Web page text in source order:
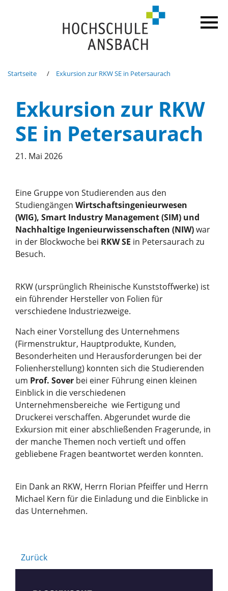
Startseite Exkursion zur RKW SE in Petersaurach
Exkursion zur RKW
SE in Petersaurach
21. Mai 2026
Eine Gruppe von Studierenden aus den
Studiengängen Wirtschaftsingenieurwesen
(WIG), Smart Industry Management (SIM) und
Nachhaltige Ingenieurwissenschaften (NIW)war
in der Blockwoche bei RKW SE in Petersaurach zu
Besuch.
RKW (ursprünglich Rheinische Kunststoffwerke) ist
ein führender Hersteller von Folien für
verschiedene Industriezweige.
Nach einer Vorstellung des Unternehmens
(Firmenstruktur, Hauptprodukte, Kunden,
Besonderheiten und Herausforderungen bei der
Folienherstellung) konnten sich die Studierenden
um Prof. Sover bei einer Führung einen kleinen
Einblick in die verschiedenen
Unternehmensbereiche wie Fertigung und
Druckerei verschaffen. Abgerundet wurde die
Exkursion mit einer abschließenden Fragerunde, in
der manche Themen noch vertieft und offen
gebliebene Fragen beantwortet werden konnten.
Ein Dank an RKW, Herrn Florian Pfeiffer und Herrn
Michael Kern für die Einladung und die Einblicke in
das Unternehmen.
Zurück